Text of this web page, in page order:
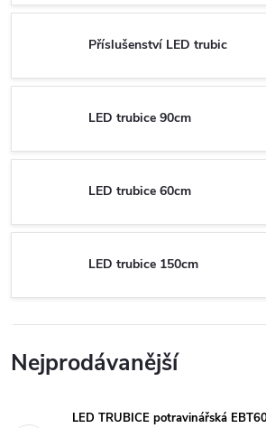
Příslušenství LED trubic
LED trubice 90cm
LED trubice 60cm
LED trubice 150cm
Nejprodávanější
LED TRUBICE potravinářská